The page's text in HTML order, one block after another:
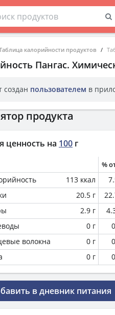
калорийности продуктов
Пангас.
создан пользователем в
продукта
ценность на 100 г
%
113 ккал
20.5 г
2.9 г
0 г 0
волокна
0 г 0
0 г 0
в дневник питания